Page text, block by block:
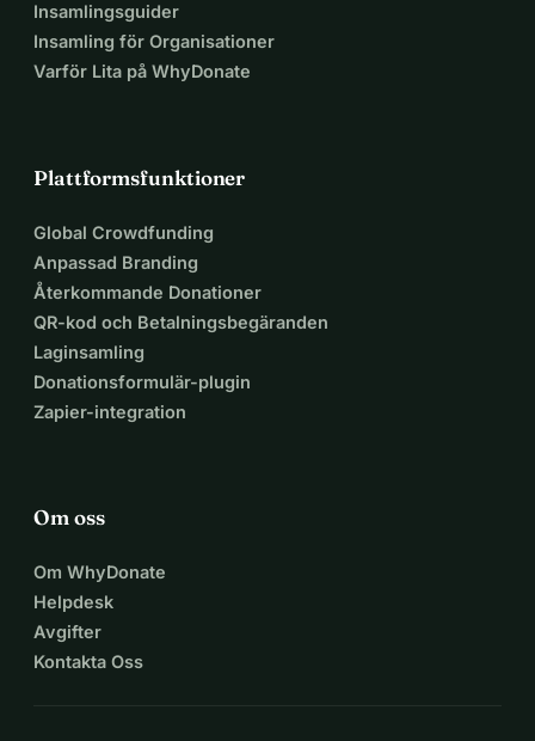
Insamlingsguider
Insamling för Organisationer
Varför Lita på WhyDonate
Plattformsfunktioner
Global Crowdfunding
Anpassad Branding
Återkommande Donationer
QR-kod och Betalningsbegäranden
Laginsamling
Donationsformulär-plugin
Zapier-integration
Om oss
Om WhyDonate
Helpdesk
Avgifter
Kontakta Oss